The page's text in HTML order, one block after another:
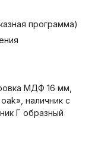
программа)
МДФ 16 мм,
наличник с
Г образный